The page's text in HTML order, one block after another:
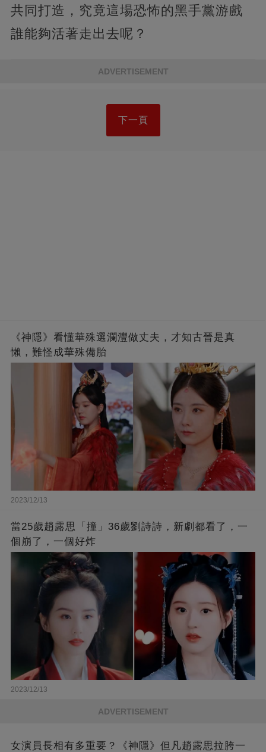
共同打造，究竟這場恐怖的黑手黨游戲
誰能夠活著走出去呢？
ADVERTISEMENT
下一頁
《神隱》看懂華殊選瀾灃做丈夫，才知古晉是真
懶，難怪成華殊備胎
2023/12/13
當25歲趙露思「撞」36歲劉詩詩，新劇都看了，一
個崩了，一個好炸
2023/12/13
ADVERTISEMENT
女演員長相有多重要？《神隱》但凡趙露思拉胯一